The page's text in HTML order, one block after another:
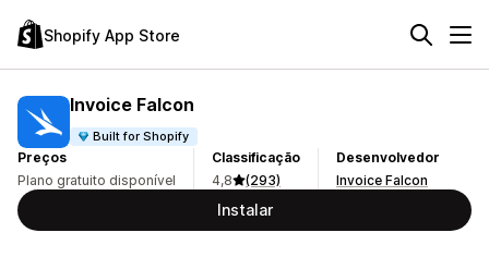
Shopify App Store
Invoice Falcon
Built for Shopify
Preços
Plano gratuito disponível
Classificação
4,8
(293)
Desenvolvedor
Invoice Falcon
Instalar